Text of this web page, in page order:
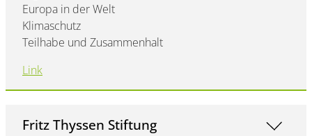
Europa in der Welt
Klimaschutz
Teilhabe und Zusammenhalt
Link
Fritz Thyssen Stiftung